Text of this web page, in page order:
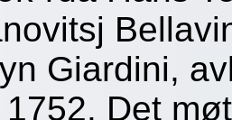
Giardini,
Det